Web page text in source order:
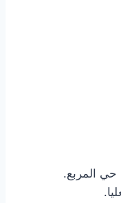
حي المربع.